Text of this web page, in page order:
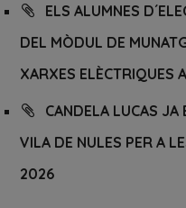
ELS ALUMNES
DEL MÒDUL DE
XARXES ELÈCTRIQUES
CANDELA LUCAS JA
VILA DE NULES PER A
2026